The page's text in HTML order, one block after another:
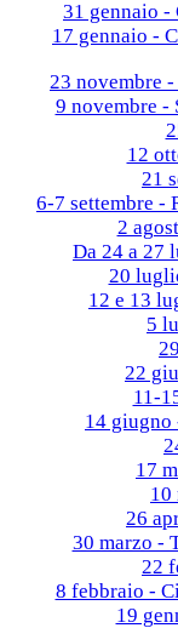
31 gennaio -
17 gennaio -
23 novembre
9 novembre -
12
21
6-7 settembre -
2
Da 24 a 27
20
12 e 13
5
22
11-
14 giugno
17
10
26
30 marzo -
22
8 febbraio -
19